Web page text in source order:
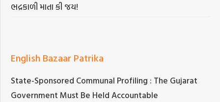
ભદ્રકાળી માતા કી જય!
English Bazaar Patrika
State-Sponsored Communal Profiling : The Gujarat
Government Must Be Held Accountable